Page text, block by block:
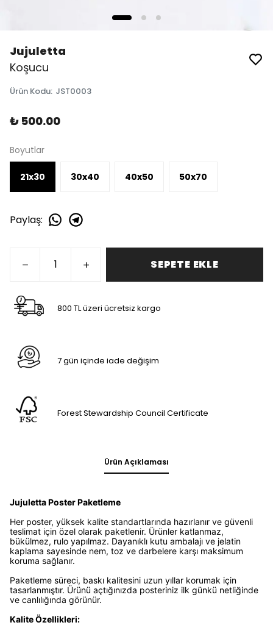
Jujuletta
Koşucu
Ürün Kodu: JST0003
₺ 500.00
Boyutlar
21x30 30x40 40x50 50x70
Paylaş:
SEPETE EKLE
800 TL üzeri ücretsiz kargo
7 gün içinde iade değişim
Forest Stewardship Council Certificate
Ürün Açıklaması
Jujuletta Poster Paketleme
Her poster, yüksek kalite standartlarında hazırlanır ve güvenli
teslimat için özel olarak paketlenir. Ürünler katlanmaz,
bükülmez, rulo yapılmaz. Dayanıklı kutu ambalajı ve jelatin
kaplama sayesinde nem, toz ve darbelere karşı maksimum
koruma sağlanır.
Paketleme süreci, baskı kalitesini uzun yıllar korumak için
tasarlanmıştır. Ürünü açtığınızda posteriniz ilk günkü netliğinde
ve canlılığında görünür.
Kalite Özellikleri: